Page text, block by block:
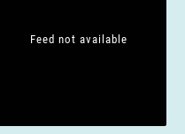
Feed not available